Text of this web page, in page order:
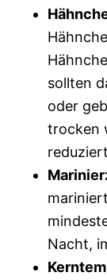
sollten
oder
trocken
Nacht,